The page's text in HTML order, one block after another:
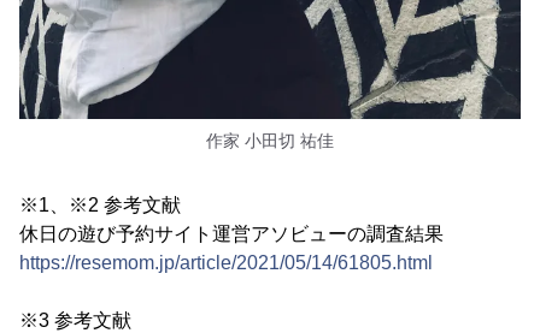
作家 小田切 祐佳
※1、※2 参考文献
休日の遊び予約サイト運営アソビューの調査結果
https://resemom.jp/article/2021/05/14/61805.html
※3 参考文献